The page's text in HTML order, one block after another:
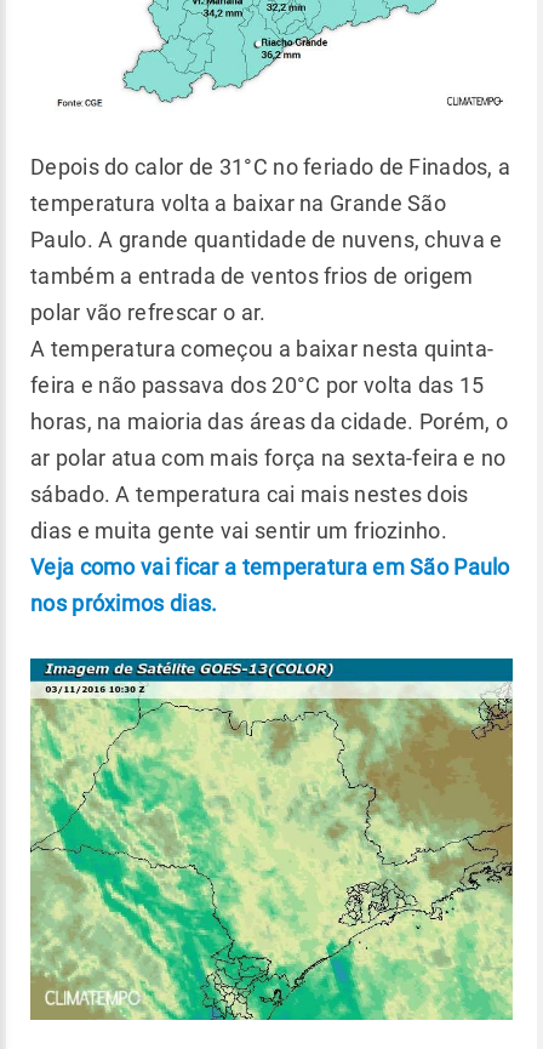
Depois do calor de 31°C no feriado de Finados, a
temperatura volta a baixar na Grande São
Paulo. A grande quantidade de nuvens, chuva e
também a entrada de ventos frios de origem
polar vão refrescar o ar.
A temperatura começou a baixar nesta quinta-
feira e não passava dos 20°C por volta das 15
horas, na maioria das áreas da cidade. Porém, o
ar polar atua com mais força na sexta-feira e no
sábado. A temperatura cai mais nestes dois
dias e muita gente vai sentir um friozinho.
Veja como vai ficar a temperatura em São Paulo
nos próximos dias.